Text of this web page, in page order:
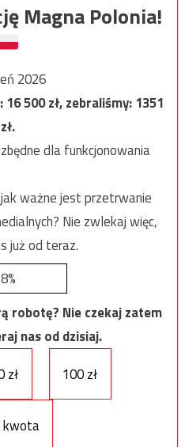
Magna Polonia!
2026
16 500zł, zebraliśmy:1351
zł.
dla funkcjonowania
ważne jest przetrwanie
Nie zwlekaj więc,
już od teraz.
8%
robotę? Nie czekaj zatem
nas od dzisiaj.
zł 100 zł
kwota